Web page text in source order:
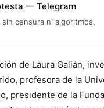
— Telegram
censura ni algoritmos.
de Laura Galián,
profesora de la
presidente de la